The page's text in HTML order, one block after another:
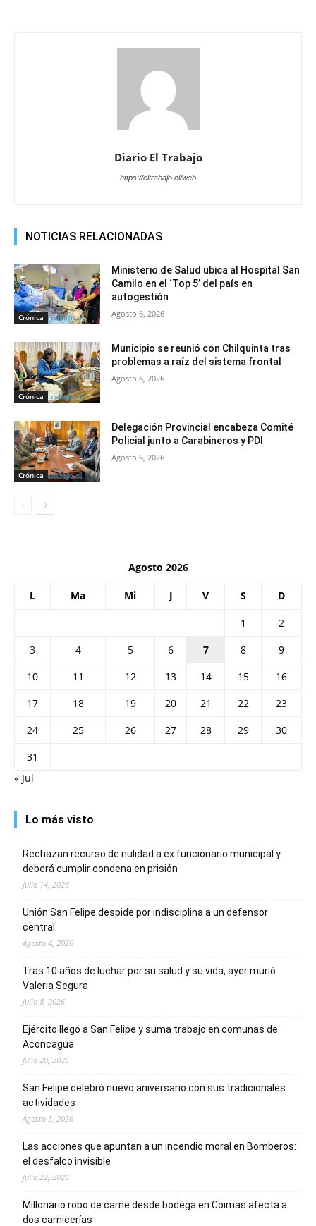
Diario El Trabajo
https://eltrabajo.cl/web
NOTICIAS RELACIONADAS
Crónica
Ministerio de Salud ubica al Hospital San
Camilo en el ‘Top 5’ del país en
autogestión
Agosto 6, 2026
Crónica
Municipio se reunió con Chilquinta tras
problemas a raíz del sistema frontal
Agosto 6, 2026
Crónica
Delegación Provincial encabeza Comité
Policial junto a Carabineros y PDI
Agosto 6, 2026
Agosto 2026
L Ma Mi J V S D
1
2
3
4 5 6 7 8
9
10
11 12 13 14 15
16
17
18 19 20 21 22
23
24
25 26 27 28 29
30
31
« Jul
Lo más visto
Rechazan recurso de nulidad a ex funcionario municipal y
deberá cumplir condena en prisión
Julio 14, 2026
Unión San Felipe despide por indisciplina a un defensor
central
Agosto 4, 2026
Tras 10 años de luchar por su salud y su vida, ayer murió
Valeria Segura
Julio 8, 2026
Ejército llegó a San Felipe y suma trabajo en comunas de
Aconcagua
Julio 20, 2026
San Felipe celebró nuevo aniversario con sus tradicionales
actividades
Agosto 3, 2026
Las acciones que apuntan a un incendio moral en Bomberos:
el desfalco invisible
Julio 22, 2026
Millonario robo de carne desde bodega en Coimas afecta a
dos carnicerías